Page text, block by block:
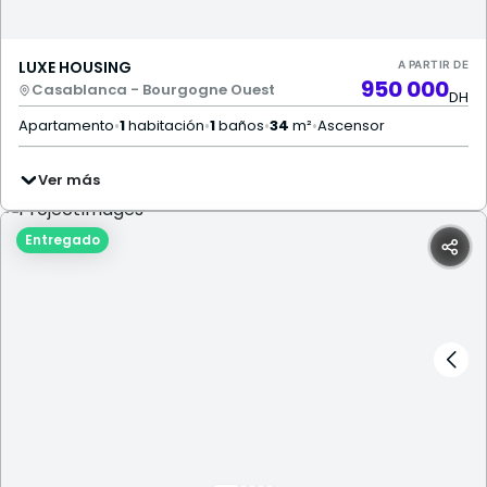
LUXE HOUSING
Casablanca - Bourgogne Ouest
A PARTIR DE
950 000DH
Apartamento•1habitación•1baños•34 m²•Ascensor
Ver más
Entregado